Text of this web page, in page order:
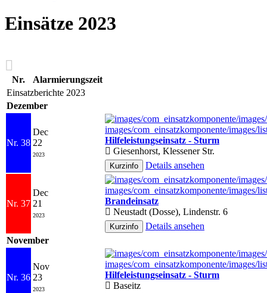
Einsätze 2023
Nr.
Alarmierungszeit
Einsatzberichte 2023
Dezember
Nr. 38
Dec
22
2023
Hilfeleistungseinsatz - Sturm
Giesenhorst, Klessener Str.
Details ansehen
Nr. 37
Dec
21
2023
Brandeinsatz
Neustadt (Dosse), Lindenstr. 6
Details ansehen
November
Nr. 36
Nov
23
2023
Hilfeleistungseinsatz - Sturm
Baseitz